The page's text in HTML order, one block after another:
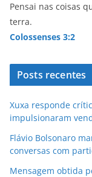
Pensai nas coisas
terra.
Colossenses 3:2
Posts recentes
Xuxa responde
impulsionaram
Flávio Bolsonaro
conversas com
Mensagem obtida